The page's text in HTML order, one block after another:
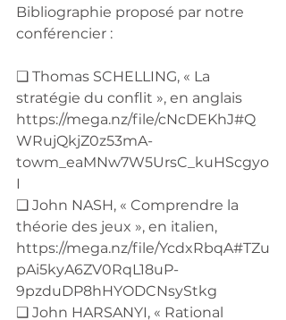
Bibliographie proposé par notre
conférencier :
❑ Thomas SCHELLING, « La
stratégie du conflit », en anglais
https://mega.nz/file/cNcDEKhJ#Q
WRujQkjZ0z53mA-
towm_eaMNw7W5UrsC_kuHScgyo
I
❑ John NASH, « Comprendre la
théorie des jeux », en italien,
https://mega.nz/file/YcdxRbqA#TZu
pAi5kyA6ZV0RqL18uP-
9pzduDP8hHYODCNsyStkg
❑ John HARSANYI, « Rational